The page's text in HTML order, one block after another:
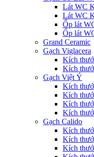
Lát WC
Lát WC
Ốp lát
Ốp lát
Grand Ceramic
Gạch Viglacera
Kích
Kích
Gạch Việt Ý
Kích
Kích
Kích
Kích
Gạch Calido
Kích
Kích
Kích